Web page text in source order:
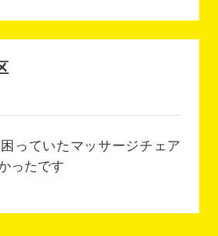
っていたマッサージチェア
ったです